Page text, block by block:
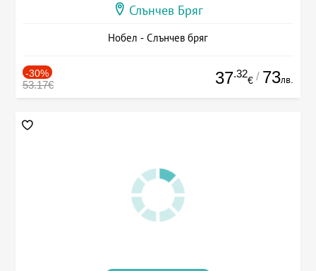
Слънчев Бряг
Нобел - Слънчев бряг
-30%
53.17€ 37.32
€ / 73лв.